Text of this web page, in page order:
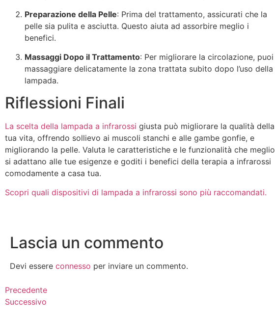
Preparazione della Pelle: Prima del trattamento, assicurati che la
pelle sia pulita e asciutta. Questo aiuta ad assorbire meglio i
benefici.
Massaggi Dopo il Trattamento: Per migliorare la circolazione, puoi
massaggiare delicatamente la zona trattata subito dopo l’uso della
lampada.
Riflessioni Finali
La scelta della lampada a infrarossi giusta può migliorare la qualità della
tua vita, offrendo sollievo ai muscoli stanchi e alle gambe gonfie, e
migliorando la pelle. Valuta le caratteristiche e le funzionalità che meglio
si adattano alle tue esigenze e goditi i benefici della terapia a infrarossi
comodamente a casa tua.
Scopri quali dispositivi di lampada a infrarossi sono più raccomandati.
Lascia un commento
Devi essere connesso per inviare un commento.
Precedente
Successivo